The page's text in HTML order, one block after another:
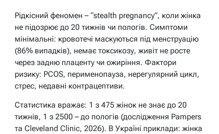
Рідкісний феномен – “stealth pregnancy”, коли жінка
не підозрює до 20 тижнів чи пологів. Симптоми
мінімальні: кровотечі маскуються під менструацію
(86% випадків), немає токсикозу, живіт не росте
через задню плаценту чи ожиріння. Фактори
ризику: PCOS, перименопауза, нерегулярний цикл,
стрес, недавні контрацептиви.
Статистика вражає: 1 з 475 жінок не знає до 20
тижнів, 1 з 2500 – до пологів (дослідження Pampers
та Cleveland Clinic, 2026). В Україні приклади: жінка